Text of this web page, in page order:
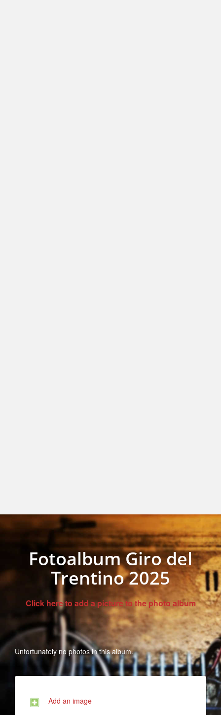
Fotoalbum Giro del
Trentino 2025
Click here to add a picture to the photo album
Unfortunately no photos in this album.
Add an image